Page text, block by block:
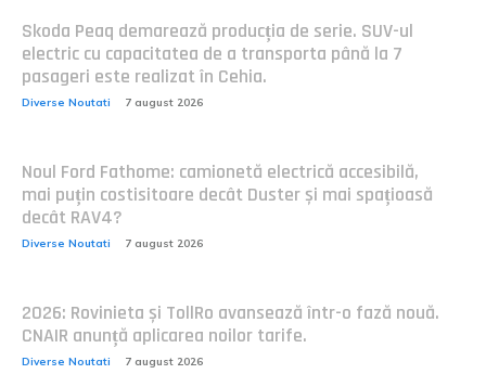
Skoda Peaq demarează producția de serie. SUV-ul
electric cu capacitatea de a transporta până la 7
pasageri este realizat în Cehia.
Diverse Noutati 7 august 2026
Noul Ford Fathome: camionetă electrică accesibilă,
mai puțin costisitoare decât Duster și mai spațioasă
decât RAV4?
Diverse Noutati 7 august 2026
2026: Rovinieta și TollRo avansează într-o fază nouă.
CNAIR anunță aplicarea noilor tarife.
Diverse Noutati 7 august 2026